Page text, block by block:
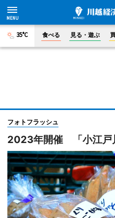
35°C 食べる 見る・遊ぶ
フォトフラッシュ
2023年開催 「小江戸